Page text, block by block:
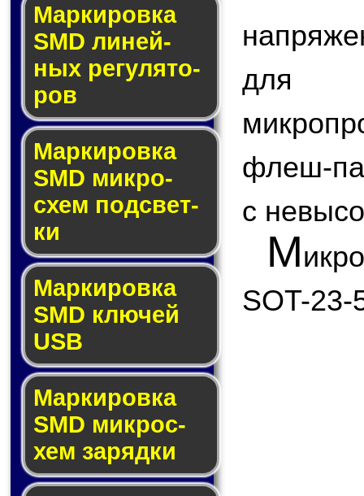
Маркировка
SMD ли­ней­
ных ре­гу­ля­то­
ров
Маркировка
SMD мик­ро­
схем под­свет­
ки
Маркировка
SMD клю­чей
USB
Маркировка
SMD мик­рос­
хем за­ряд­ки
для
флеш-
с
М
SOT-23-